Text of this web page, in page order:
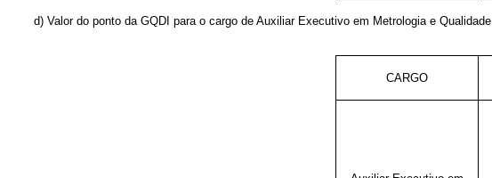
d) Valor do ponto da GQDI para o cargo de Auxiliar Executivo em Metrologia e
CARGO